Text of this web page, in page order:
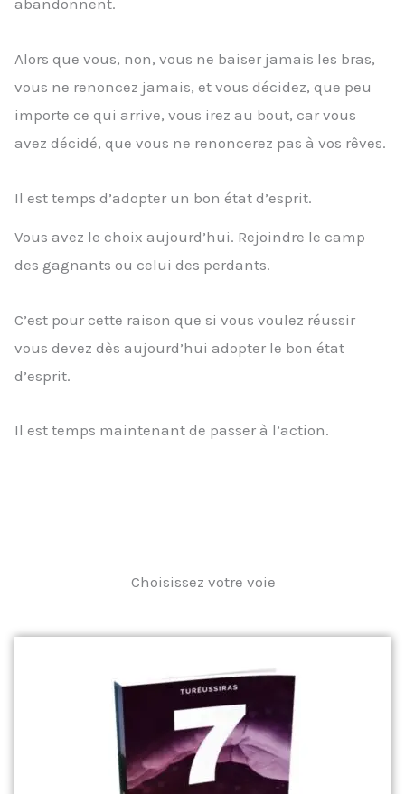
abandonnent.
Alors que vous, non, vous ne baiser jamais les bras,
vous ne renoncez jamais, et vous décidez, que peu
importe ce qui arrive, vous irez au bout, car vous
avez décidé, que vous ne renoncerez pas à vos rêves.
Il est temps d’adopter un bon état d’esprit.
Vous avez le choix aujourd’hui. Rejoindre le camp
des gagnants ou celui des perdants.
C’est pour cette raison que si vous voulez réussir
vous devez dès aujourd’hui adopter le bon état
d’esprit.
Il est temps maintenant de passer à l’action.
Choisissez votre voie